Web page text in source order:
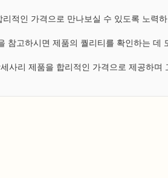
적인 가격으로 만나보실 수 있도록 노력하
참고하시면 제품의 퀄리티를 확인하는 데
리 제품을 합리적인 가격으로 제공하